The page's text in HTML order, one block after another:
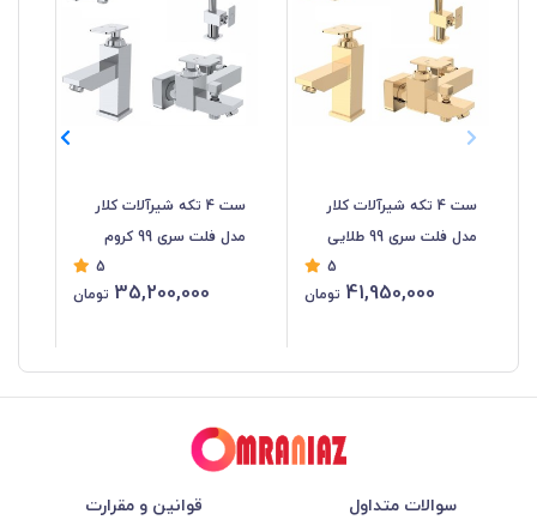
ست 4 تکه شیرآلات کلار
مدل فلت سری 99 طلایی
5
41,950,000 تومان
ست 4 تکه شیرآلات کلار
مدل فلت سری 99 کروم
5
35,200,000 تومان
سوالات متداول
قوانین و مقرارت